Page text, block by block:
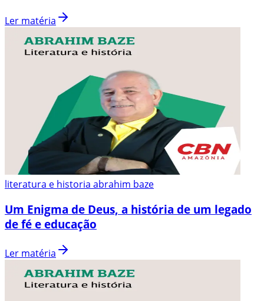
Ler matéria
literatura e historia abrahim baze
Um Enigma de Deus, a história de um legado
de fé e educação
Ler matéria